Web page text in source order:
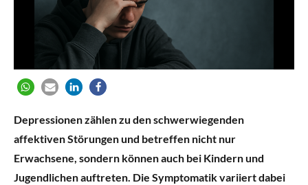
Depressionen zählen zu den schwerwiegenden
affektiven Störungen und betreffen nicht nur
Erwachsene, sondern können auch bei Kindern und
Jugendlichen auftreten. Die Symptomatik variiert dabei